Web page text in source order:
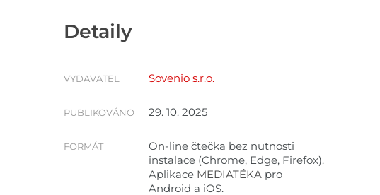
Detaily
VYDAVATEL Sovenio s.r.o.
PUBLIKOVÁNO 29. 10. 2025
FORMÁT
On-line čtečka bez nutnosti
instalace (Chrome, Edge, Firefox).
Aplikace MEDIATÉKA pro
Android a iOS.